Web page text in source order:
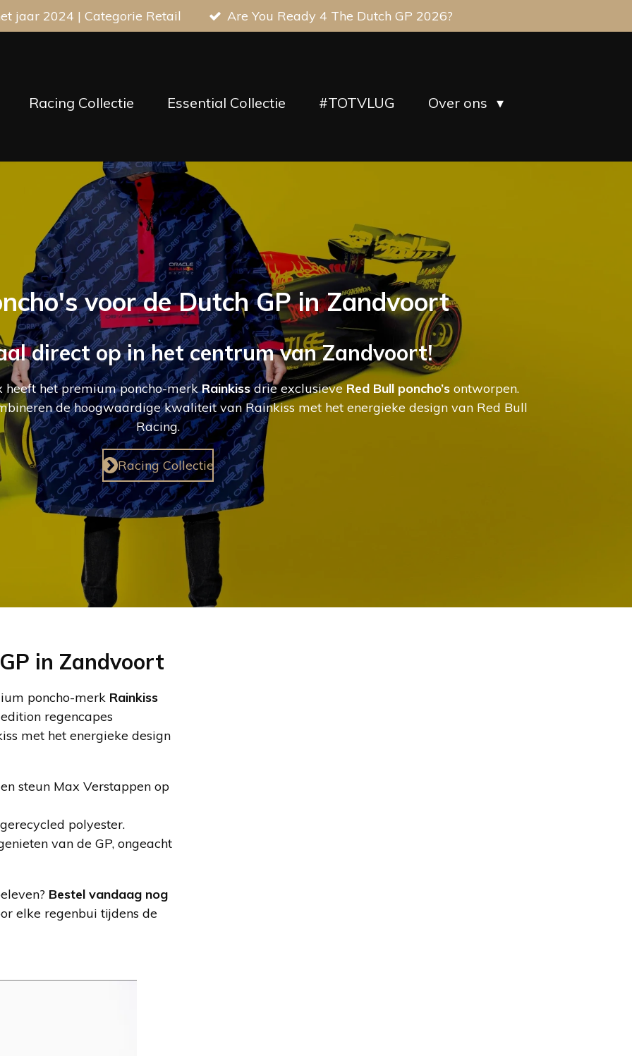
jaar 2024 | Categorie Retail Are You Ready 4 The Dutch GP 2026?
Racing Collectie Essential Collectie #TOTVLUG
Over ons
voor de Dutch GP in Zandvoort
direct op in het centrum van Zandvoort!
heeft het premium poncho-merkRainkissdrie exclusieve Red Bull poncho’sontworpen.
de hoogwaardige kwaliteit van Rainkiss met het energieke design van Red Bull
Racing.
Racing Collectie
in Zandvoort
poncho-merk Rainkiss
regencapes
met het energieke design
steun Max Verstappen op
polyester.
van de GP, ongeacht
Bestel vandaag nog
elke regenbui tijdens de